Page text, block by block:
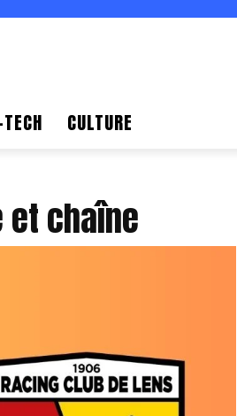
CULTURE
et chaîne